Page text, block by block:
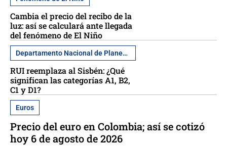
Cambia el precio del recibo de la
luz: así se calculará ante llegada
del fenómeno de El Niño
Departamento Nacional de Planeación
RUI reemplaza al Sisbén: ¿Qué
significan las categorías A1, B2,
C1 y D1?
Euros
Precio del euro en Colombia; así se cotizó
hoy 6 de agosto de 2026